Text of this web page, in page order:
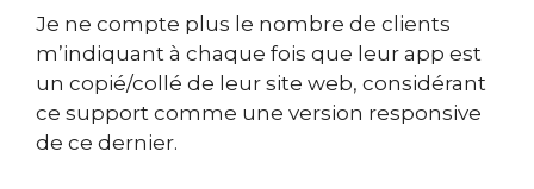
Je ne compte plus le nombre de clients
m’indiquant à chaque fois que leur app est
un copié/collé de leur site web, considérant
ce support comme une version responsive
de ce dernier.